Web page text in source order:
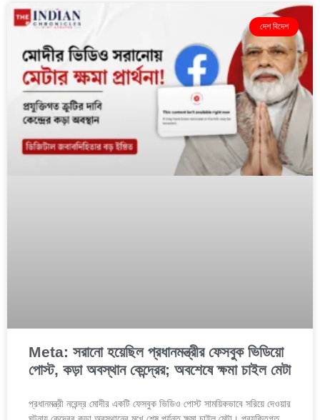
দেশ বিদেশ
Meta: সরানো হয়েছিল প্রধানমন্ত্রীর ফেসবুক ভিডিয়ো
পোস্ট, কড়া অবস্থান কেন্দ্রের; অবশেষে ক্ষমা চাইল মেটা
প্রধানমন্ত্রী নরেন্দ্র মোদীর একটি ফেসবুক ভিডিও পোস্ট সাময়িকভাবে সরিয়ে দেওয়ার